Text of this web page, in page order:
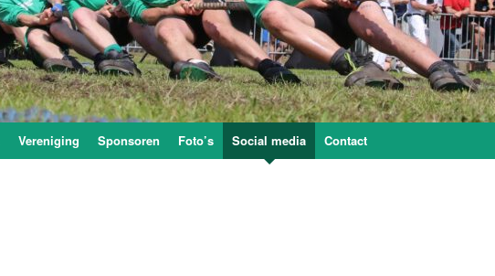
Vereniging Sponsoren Foto’s Social media Contact